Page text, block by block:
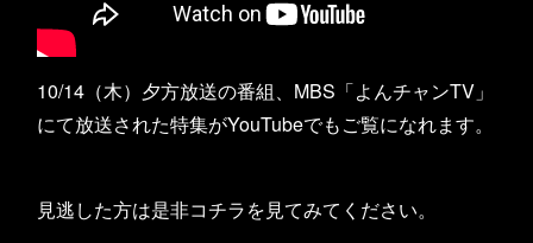
10/14（木）夕方放送の番組、MBS「よんチャンTV」
にて放送された特集がYouTubeでもご覧になれます。
見逃した方は是非コチラを見てみてください。